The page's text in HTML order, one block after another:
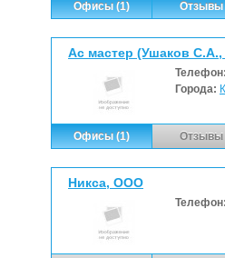
Офисы (1) Отзывы
Ас мастер (Ушаков
Города:
Офисы (1) Отзывы
Никса, ООО